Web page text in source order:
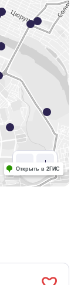
Открыть в 2ГИС